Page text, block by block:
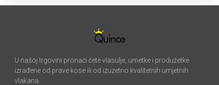
U našoj trgovini pronaći ćete vlasulje, umetke i produžetke
izrađene od prave kose ili od izuzetno kvalitetnih umjetnih
vlakana.